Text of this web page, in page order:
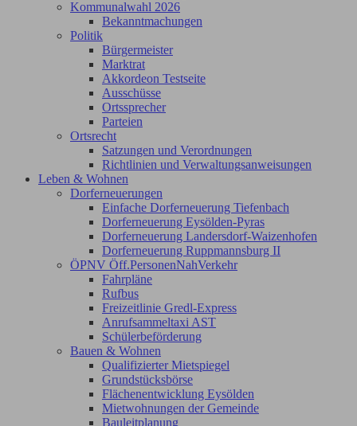
Kommunalwahl 2026
Bekanntmachungen
Politik
Bürgermeister
Marktrat
Akkordeon Testseite
Ausschüsse
Ortssprecher
Parteien
Ortsrecht
Satzungen und Verordnungen
Richtlinien und Verwaltungsanweisungen
Leben & Wohnen
Dorferneuerungen
Einfache Dorferneuerung Tiefenbach
Dorferneuerung Eysölden-Pyras
Dorferneuerung Landersdorf-Waizenhofen
Dorferneuerung Ruppmannsburg II
ÖPNV Öff.PersonenNahVerkehr
Fahrpläne
Rufbus
Freizeitlinie Gredl-Express
Anrufsammeltaxi AST
Schülerbeförderung
Bauen & Wohnen
Qualifizierter Mietspiegel
Grundstücksbörse
Flächenentwicklung Eysölden
Mietwohnungen der Gemeinde
Bauleitplanung